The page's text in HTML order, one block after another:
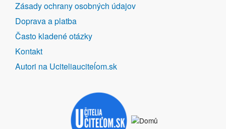
Zásady ochrany osobných údajov
Doprava a platba
Často kladené otázky
Kontakt
Autori na Uciteliauciteĺom.sk